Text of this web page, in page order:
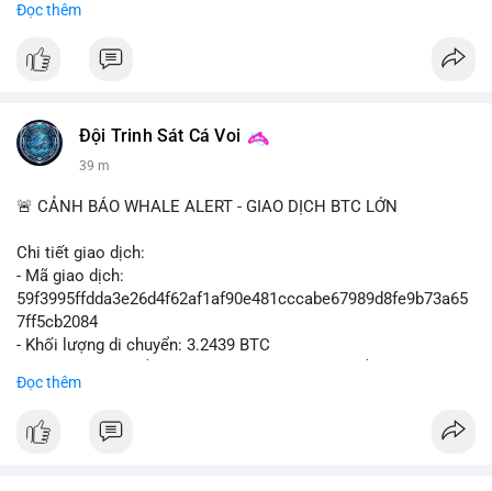
#luxembourg
#vlikevn #titanbot
📰 Nguồn: Cointelegraph
Đọc thêm
Đội Trinh Sát Cá Voi
39 m
🚨 CẢNH BÁO WHALE ALERT - GIAO DỊCH BTC LỚN
Chi tiết giao dịch:
- Mã giao dịch:
59f3995ffdda3e26d4f62af1af90e481cccabe67989d8fe9b73a65
7ff5cb2084
- Khối lượng di chuyển: 3.2439 BTC
USD)
Đọc thêm